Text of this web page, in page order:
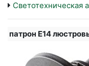
Светотехническая
патрон E14